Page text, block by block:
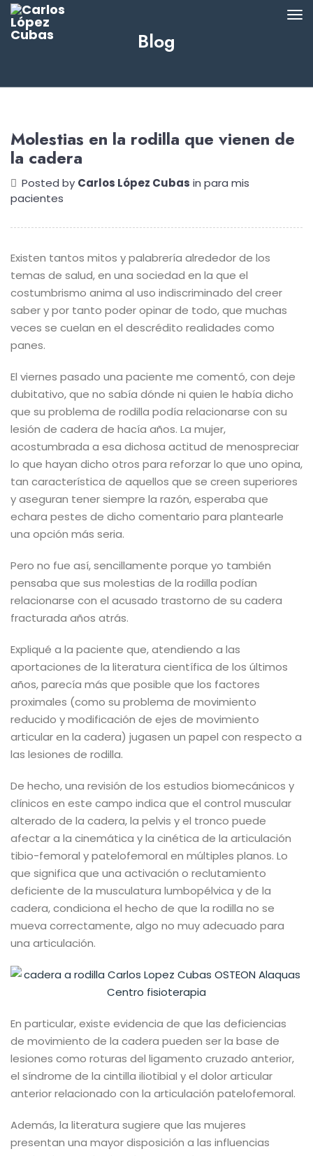
Blog
Molestias en la rodilla que vienen de
la cadera
Posted by Carlos López Cubas in para mis
pacientes
Existen tantos mitos y palabrería alrededor de los
temas de salud, en una sociedad en la que el
costumbrismo anima al uso indiscriminado del creer
saber y por tanto poder opinar de todo, que muchas
veces se cuelan en el descrédito realidades como
panes.
El viernes pasado una paciente me comentó, con deje
dubitativo, que no sabía dónde ni quien le había dicho
que su problema de rodilla podía relacionarse con su
lesión de cadera de hacía años. La mujer,
acostumbrada a esa dichosa actitud de menospreciar
lo que hayan dicho otros para reforzar lo que uno opina,
tan característica de aquellos que se creen superiores
y aseguran tener siempre la razón, esperaba que
echara pestes de dicho comentario para plantearle
una opción más seria.
Pero no fue así, sencillamente porque yo también
pensaba que sus molestias de la rodilla podían
relacionarse con el acusado trastorno de su cadera
fracturada años atrás.
Expliqué a la paciente que, atendiendo a las
aportaciones de la literatura científica de los últimos
años, parecía más que posible que los factores
proximales (como su problema de movimiento
reducido y modificación de ejes de movimiento
articular en la cadera) jugasen un papel con respecto a
las lesiones de rodilla.
De hecho, una revisión de los estudios biomecánicos y
clínicos en este campo indica que el control muscular
alterado de la cadera, la pelvis y el tronco puede
afectar a la cinemática y la cinética de la articulación
tibio-femoral y patelofemoral en múltiples planos. Lo
que significa que una activación o reclutamiento
deficiente de la musculatura lumbopélvica y de la
cadera, condiciona el hecho de que la rodilla no se
mueva correctamente, algo no muy adecuado para
una articulación.
En particular, existe evidencia de que las deficiencias
de movimiento de la cadera pueden ser la base de
lesiones como roturas del ligamento cruzado anterior,
el síndrome de la cintilla iliotibial y el dolor articular
anterior relacionado con la articulación patelofemoral.
Además, la literatura sugiere que las mujeres
presentan una mayor disposición a las influencias